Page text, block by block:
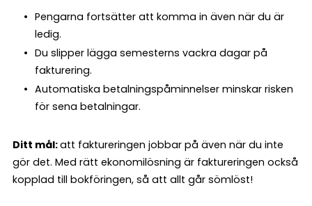
Pengarna fortsätter att komma in även när du är
ledig.
Du slipper lägga semesterns vackra dagar på
fakturering.
Automatiska betalningspåminnelser minskar risken
för sena betalningar.
Ditt mål:att faktureringen jobbar på även när du inte
gör det. Med rätt ekonomilösning är faktureringen också
kopplad till bokföringen, så att allt går sömlöst!